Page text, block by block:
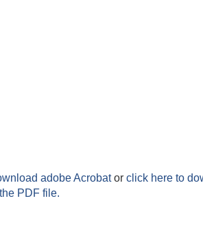
adobe Acrobator click here to
PDF file.